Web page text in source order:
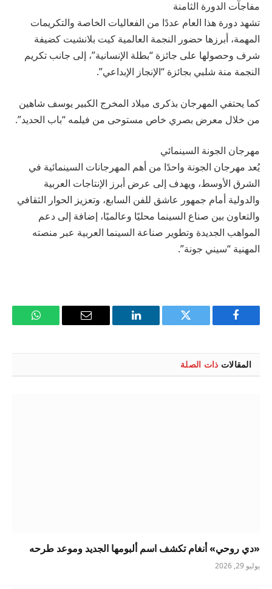
مفاجآت الدورة الثامنة
تشهد دورة هذا العام عددًا من الفعاليات الخاصة والتكريمات
المهمة، أبرزها حضور النجمة العالمية كيت بلانشيت كضيفة
شرف وحصولها على جائزة “بطلة الإنسانية”، إلى جانب تكريم
النجمة منة شلبي بجائزة “الإنجاز الإبداعي”.
كما يحتفي المهرجان بذكرى ميلاد المخرج الكبير يوسف شاهين
من خلال معرض بصري خاص مستوحى من فيلمه “باب الحديد”.
مهرجان الجونة السينمائي
يُعد مهرجان الجونة واحدًا من أهم المهرجانات السينمائية في
الشرق الأوسط، ويهدف إلى عرض أبرز الإنتاجات العربية
والدولية أمام جمهور عاشق للفن السابع، وتعزيز الحوار الثقافي
والتعاون بين صناع السينما محليًا وعالميًا، إضافة إلى دعم
المواهب الجديدة وتطوير صناعة السينما العربية عبر منصته
المهنية “سيني جونة”.
فيسبوك تويتر لينكدإن
البريد
واتساب
المقالات ذات الصلة
«دي روحي» أنغام تكشف اسم ألبومها الجديد وموعد طرحه
يوليو 29, 2026